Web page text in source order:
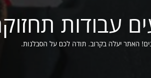
עבודות
האתר יעלה בקרוב. תודה לכם על הסבלנות.